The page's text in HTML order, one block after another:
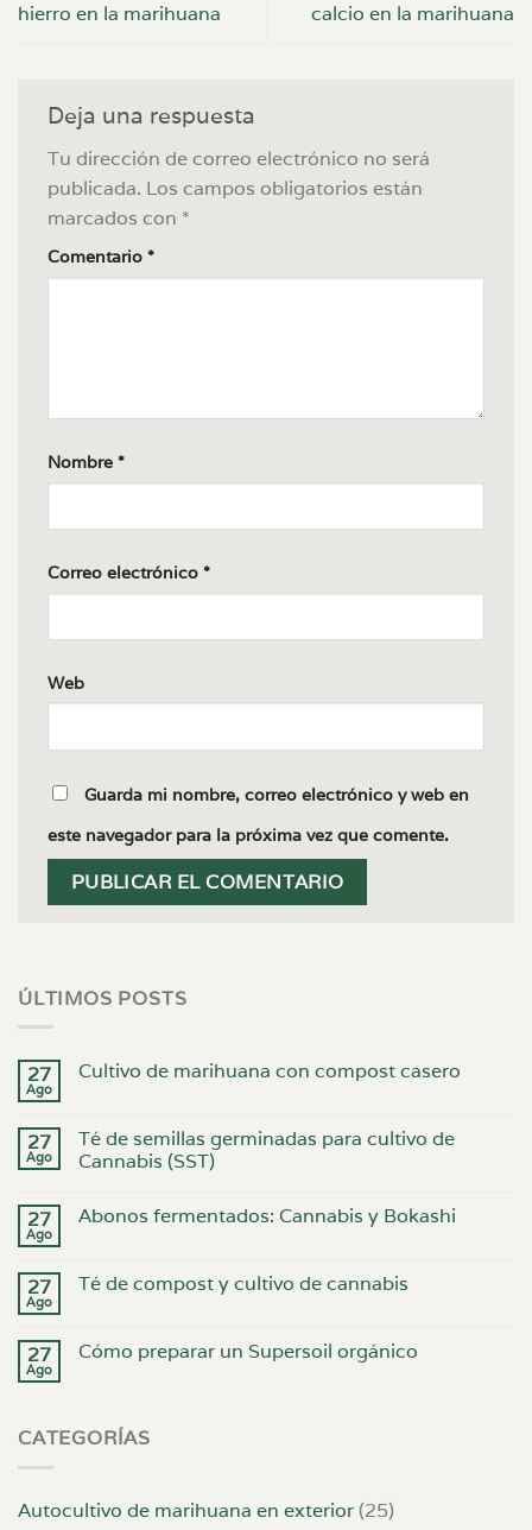
hierro en la marihuana
calcio en la marihuana
Deja una respuesta
Tu dirección de correo electrónico no será
publicada. Los campos obligatorios están
marcados con *
Comentario *
Nombre *
Correo electrónico *
Web
Guarda mi nombre, correo electrónico y web en
este navegador para la próxima vez que comente.
ÚLTIMOS POSTS
27
Ago
Cultivo de marihuana con compost casero
27
Ago
Té de semillas germinadas para cultivo de
Cannabis (SST)
27
Ago
Abonos fermentados: Cannabis y Bokashi
27
Ago
Té de compost y cultivo de cannabis
27
Ago
Cómo preparar un Supersoil orgánico
CATEGORÍAS
Autocultivo de marihuana en exterior (25)